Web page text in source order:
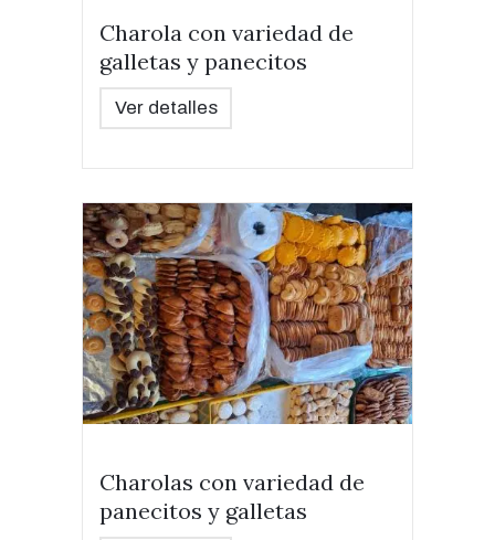
Charola con variedad de
galletas y panecitos
Ver detalles
Charolas con variedad de
panecitos y galletas